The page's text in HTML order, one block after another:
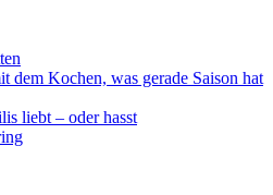
dem Kochen, was gerade Saison hat
liebt – oder hasst